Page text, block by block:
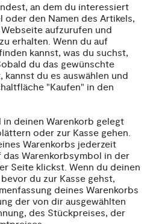
an dem du interessiert
oder den Namen des Artikels,
aufzurufen und
erhalten. Wenn du auf
kannst, was du suchst,
du das gewünschte
du es auswählen und
"Kaufen" in den
deinen Warenkorb gelegt
oder zur Kasse gehen.
Warenkorbs jederzeit
das Warenkorbsymbol in der
Seite klickst. Wenn du deinen
du zur Kasse gehst,
deines Warenkorbs
der von dir ausgewählten
des Stückpreises, der